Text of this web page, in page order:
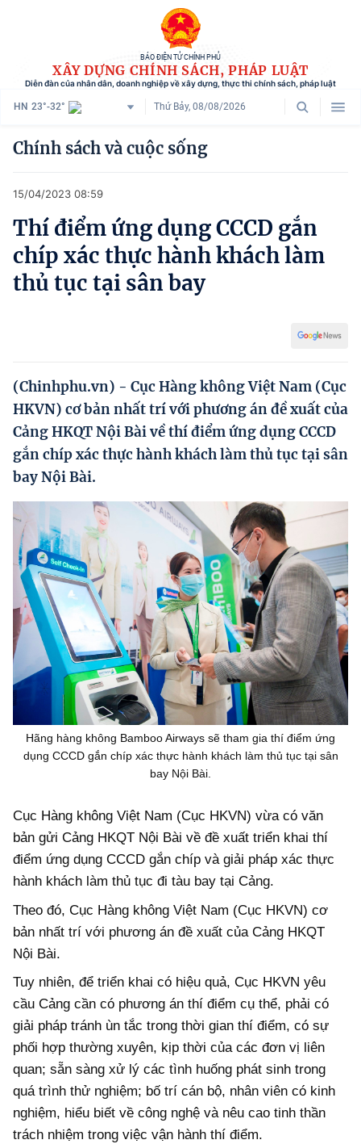
BÁO ĐIỆN TỬ CHÍNH PHỦ
XÂY DỰNG CHÍNH SÁCH, PHÁP LUẬT
Diễn đàn của nhân dân, doanh nghiệp về xây dựng, thực thi chính sách, pháp luật
HN 23°-32° Thứ Bảy, 08/08/2026
Danh mục
Tham vấn chính sách
Người dân góp ý
Phát triển kinh tế tư nhân và doanh nghiệp dân tộc
Ocop và chuỗi giá trị Nông sản
Kinh tế tư nhân
Doanh nghiệp dân tộc
Khác
Video
Photo
Chính sách và cuộc sống
15/04/2023 08:59
Thí điểm ứng dụng CCCD gắn
chíp xác thực hành khách làm
thủ tục tại sân bay
(Chinhphu.vn) - Cục Hàng không Việt Nam (Cục
HKVN) cơ bản nhất trí với phương án đề xuất của
Cảng HKQT Nội Bài về thí điểm ứng dụng CCCD
gắn chíp xác thực hành khách làm thủ tục tại sân
bay Nội Bài.
Hãng hàng không Bamboo Airways sẽ tham gia thí điểm ứng
dụng CCCD gắn chíp xác thực hành khách làm thủ tục tại sân
bay Nội Bài.
Cục Hàng không Việt Nam (Cục HKVN) vừa có văn
bản gửi Cảng HKQT Nội Bài về đề xuất triển khai thí
điểm ứng dụng CCCD gắn chíp và giải pháp xác thực
hành khách làm thủ tục đi tàu bay tại Cảng.
Theo đó, Cục Hàng không Việt Nam (Cục HKVN) cơ
bản nhất trí với phương án đề xuất của Cảng HKQT
Nội Bài.
Tuy nhiên, để triển khai có hiệu quả, Cục HKVN yêu
cầu Cảng cần có phương án thí điểm cụ thể, phải có
giải pháp tránh ùn tắc trong thời gian thí điểm, có sự
phối hợp thường xuyên, kịp thời của các đơn vị liên
quan; sẵn sàng xử lý các tình huống phát sinh trong
quá trình thử nghiệm; bố trí cán bộ, nhân viên có kinh
nghiệm, hiểu biết về công nghệ và nêu cao tinh thần
trách nhiệm trong việc vận hành thí điểm.